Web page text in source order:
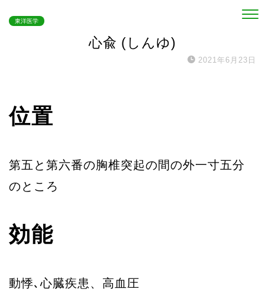
東洋医学
心兪 (しんゆ)
2021年6月23日
位置
第五と第六番の胸椎突起の間の外一寸五分
のところ
効能
動悸､心臓疾患、高血圧